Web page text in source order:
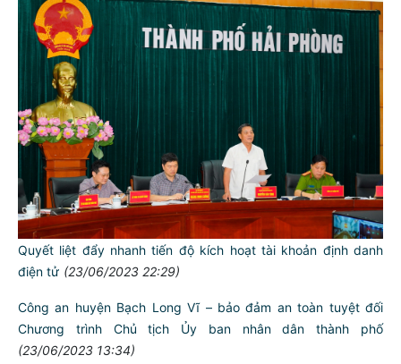
Kinh và Công an huyện Kiến Thụy
(30/06/2023 07:36)
Cát Hải
(29/06/2023 06:47)
Những kết quả, thành tích nổi bật của lực lượng Công an